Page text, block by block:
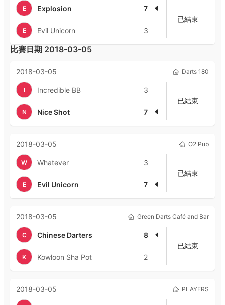
E Explosion 7
E Evil Unicorn 3
已結束
比賽日期 2018-03-05
2018-03-05 Darts 180
I Incredible BB 3
N Nice Shot 7
已結束
2018-03-05 O2 Pub
W Whatever 3
E Evil Unicorn 7
已結束
2018-03-05 Green Darts Café and Bar
C Chinese Darters 8
K Kowloon Sha Pot 2
已結束
2018-03-05 PLAYERS